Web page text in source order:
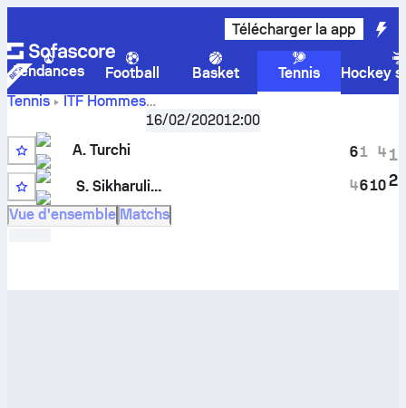
Télécharger la app
Tendances Football Basket Tennis
Hockey
Tennis
ITF Hommes
Sharm El Sheikh, Singles Qualifying M-ITF-EGY-06A
Score en direct
résultats des face à face
16/02/202012:00
A. Turchi
WC
S. Sikharulidze
6
4
1
6
4
10
1
2
Vue d'ensemble Matchs